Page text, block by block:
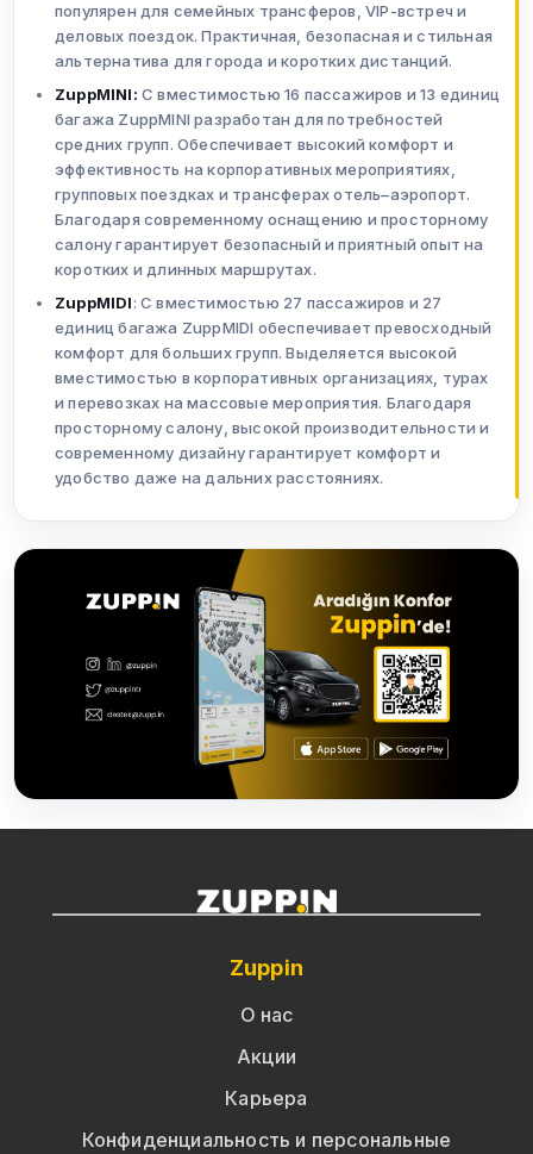
популярен для семейных трансферов, VIP-встреч и
деловых поездок. Практичная, безопасная и стильная
альтернатива для города и коротких дистанций.
ZuppMINI: С вместимостью 16 пассажиров и 13 единиц
багажа ZuppMINI разработан для потребностей
средних групп. Обеспечивает высокий комфорт и
эффективность на корпоративных мероприятиях,
групповых поездках и трансферах отель–аэропорт.
Благодаря современному оснащению и просторному
салону гарантирует безопасный и приятный опыт на
коротких и длинных маршрутах.
ZuppMIDI: С вместимостью 27 пассажиров и 27
единиц багажа ZuppMIDI обеспечивает превосходный
комфорт для больших групп. Выделяется высокой
вместимостью в корпоративных организациях, турах
и перевозках на массовые мероприятия. Благодаря
просторному салону, высокой производительности и
современному дизайну гарантирует комфорт и
удобство даже на дальних расстояниях.
Zuppin
О нас
Акции
Карьера
Конфиденциальность и персональные